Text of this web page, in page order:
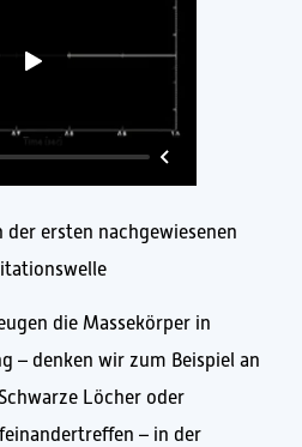
der ersten nachgewiesenen
die Massekörper in
– denken wir zum Beispiel an
Löcher oder
– in der